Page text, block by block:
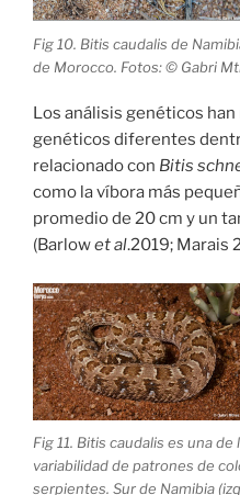
Fig 10. Bitis caudalis de
de Morocco. Fotos: © Gabri
Los análisis genéticos
genéticos diferentes
relacionado con Bitis
como la víbora más
promedio de 20 cm y un
(Barlowet al.2019; Marais
Fig 11. Bitis caudalis es una
variabilidad de patrones de
serpientes. Sur de Namibia